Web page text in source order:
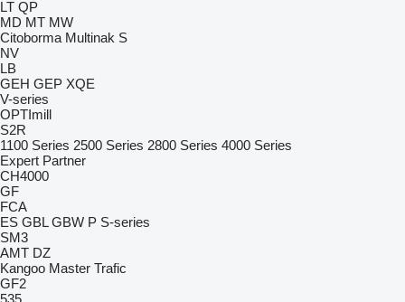
LT QP
MD MT MW
Citoborma Multinak S
NV
LB
GEH GEP XQE
V-series
OPTImill
S2R
1100 Series 2500 Series 2800 Series 4000 Series
Expert Partner
CH4000
GF
FCA
ES GBL GBW P S-series
SM3
AMT DZ
Kangoo Master Trafic
GF2
535